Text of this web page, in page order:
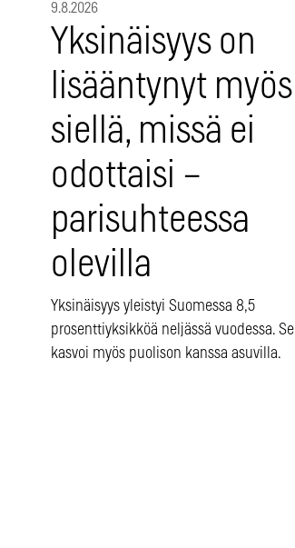
9.8.2026
Yksinäisyys on
lisääntynyt myös
siellä, missä ei
odottaisi –
parisuhteessa
olevilla
Yksinäisyys yleistyi Suomessa 8,5
prosenttiyksikköä neljässä vuodessa. Se
kasvoi myös puolison kanssa asuvilla.